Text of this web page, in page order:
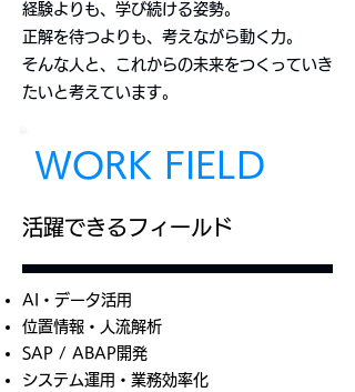
経験よりも、学び続ける姿勢。
正解を待つよりも、考えながら動く力。
そんな人と、これからの未来をつくっていき
たいと考えています。
WORK FIELD
活躍できるフィールド
AI・データ活用
位置情報・人流解析
SAP / ABAP開発
システム運用・業務効率化